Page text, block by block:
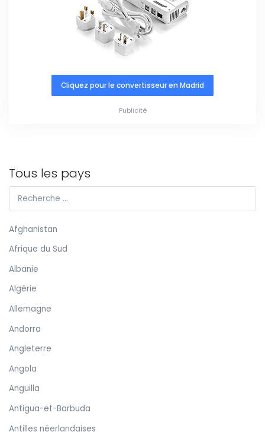
Cliquez pour le convertisseur en Madrid
Publicité
Tous les pays
Afghanistan
Afrique du Sud
Albanie
Algérie
Allemagne
Andorra
Angleterre
Angola
Anguilla
Antigua-et-Barbuda
Antilles néerlandaises